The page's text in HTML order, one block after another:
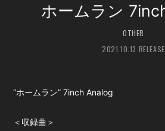
ホームラン
OTHER
2021.10.13 RELEASE
“ホームラン” 7inch Analog
＜収録曲＞